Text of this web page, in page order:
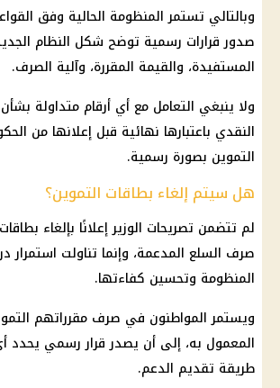
وبالتالي تستمر المنظومة الحالية وفق
صدور قرارات رسمية توضح شكل النظام
المستفيدة، والقيمة المقررة، وآلية الصرف.
ولا ينبغي التعامل مع أي أرقام متداولة
النقدي باعتبارها نهائية قبل إعلانها من
التموين بصورة رسمية.
هل سيتم إلغاء بطاقات التموين؟
لم تتضمن تصريحات الوزير إعلانًا بإلغاء
صرف السلع المدعمة، وإنما تناولت
المنظومة وتحسين كفاءتها.
ويستمر المواطنون في صرف مقرراتهم
المعمول به، إلى أن يصدر قرار رسمي يحدد
طريقة تقديم الدعم.